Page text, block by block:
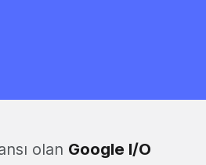
olan Google I/O